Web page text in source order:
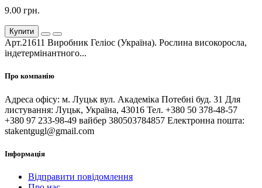
9.00 грн.
Купити
Арт.21611 Виробник Геліос (Україна). Рослина високоросла,
індетермінантного...
Про компанію
Адреса офісу: м. Луцьк вул. Академіка Потебні буд. 31 Для
листування: Луцьк, Україна, 43016 Тел. +380 50 378-48-57
+380 97 233-98-49 вайбер 380503784857 Електронна пошта:
stakentgugl@gmail.com
Інформація
Відправити повідомлення